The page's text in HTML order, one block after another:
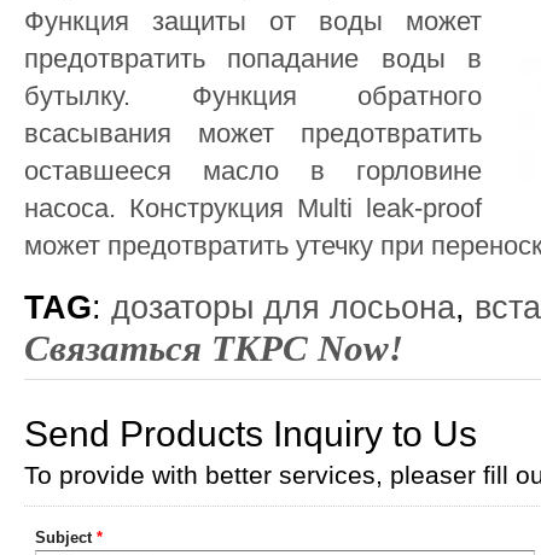
Функция защиты от воды может
предотвратить попадание воды в
бутылку. Функция обратного
всасывания может предотвратить
оставшееся масло в горловине
насоса. Конструкция Multi leak-proof
может предотвратить утечку при
TAG: дозаторы для лосьона,
Связаться TKPC Now!